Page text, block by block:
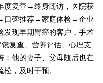
度复查→终身随访，医院获
口碑推荐→家庭体检→企业
发现早期胃癌的客户，手术
复查、营养评估、心理支
；他的妻子、父母随后也在
，及时干预。